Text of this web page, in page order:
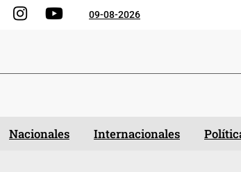
Gorjeo InstagramYouTube09-08-2026
Nacionales Internacionales